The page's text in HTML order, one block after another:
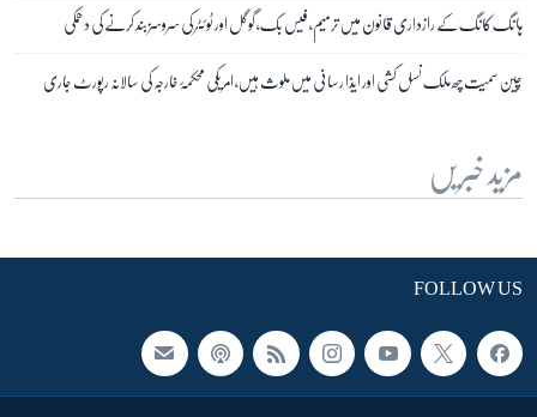
ہانگ کانگ کے رازداری قانون میں ترمیم، فیس بک، گوگل اور ٹوئٹر کی سروسز بند کرنے کی دھمکی
چین سمیت چھ ملک نسل کشی اور ایذا رسانی میں ملوث ہیں، امریکی محکمۂ خارجہ کی سالانہ رپورٹ جاری
مزید خبریں
FOLLOW US